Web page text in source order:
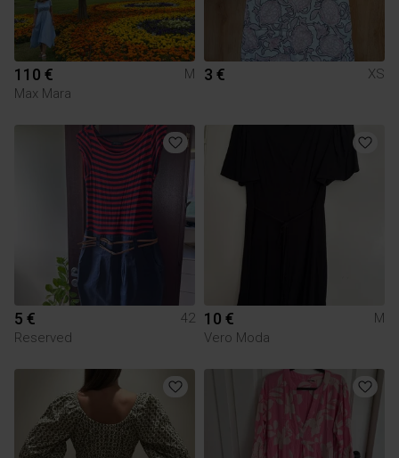
110 €
M
Max Mara
3 € XS
5 €
42
Reserved
10 €
M
Vero Moda